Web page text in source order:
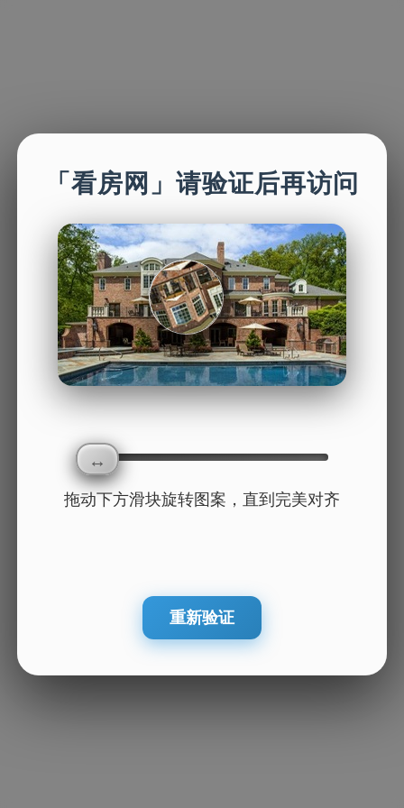
「看房网」请验证后再访问
拖动下方滑块旋转图案，直到完美对齐
重新验证